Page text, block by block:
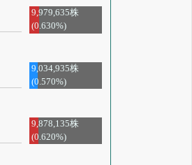
9,979,635株
(0.630%)
9,034,935株
(0.570%)
9,878,135株
(0.620%)